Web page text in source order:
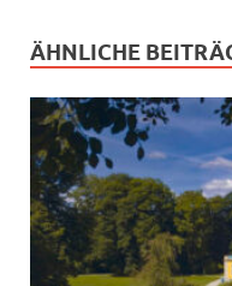
ÄHNLICHE